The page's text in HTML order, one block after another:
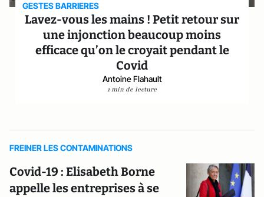
GESTES BARRIERES
Lavez-vous les mains ! Petit retour sur
une injonction beaucoup moins
efficace qu’on le croyait pendant le
Covid
Antoine Flahault
1 min de lecture
FREINER LES CONTAMINATIONS
Covid-19 : Elisabeth Borne
appelle les entreprises à se